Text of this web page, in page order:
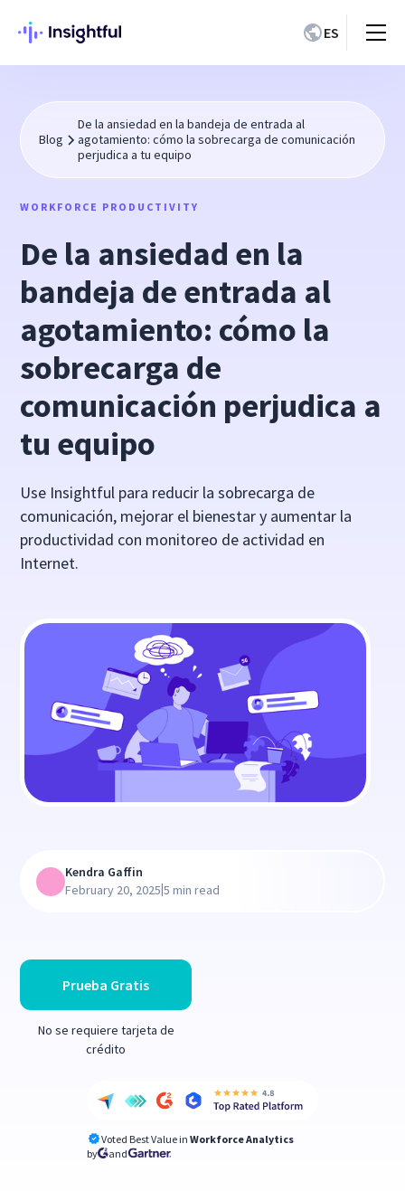
ES
Blog
De la ansiedad en la bandeja de entrada al
agotamiento: cómo la sobrecarga de comunicación
perjudica a tu equipo
WORKFORCE PRODUCTIVITY
De la ansiedad en la
bandeja de entrada al
agotamiento: cómo la
sobrecarga de
comunicación perjudica a
tu equipo
Use Insightful para reducir la sobrecarga de
comunicación, mejorar el bienestar y aumentar la
productividad con monitoreo de actividad en
Internet.
Prueba Gratis
No se requiere tarjeta de
crédito
Voted Best Value in Workforce Analytics
by
and
Kendra Gaffin
February 20, 2025|5 min read